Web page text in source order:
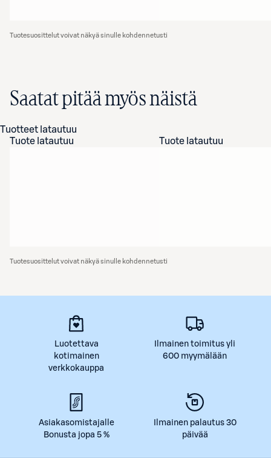
Tuotesuosittelut voivat näkyä sinulle kohdennetusti
Saatat pitää myös näistä
Tuotteet latautuu
Tuote latautuu
Tuote latautuu
Tuotesuosittelut voivat näkyä sinulle kohdennetusti
Luotettava
kotimainen
verkkokauppa
Ilmainen toimitus yli
600 myymälään
Asiakasomistajalle
Bonusta jopa 5 %
Ilmainen palautus 30
päivää